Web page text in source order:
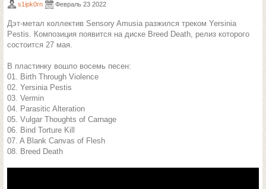
s1ipk0rn Февраль 23 2022
Дэт-метал коллектив Sensory Amusia разжился треком Yersinia
Pestis. Композиция появится на диске Breed Death, релиз которого
состоится 27 мая.
В пластинку вошло восемь песен:
01. Birth Through Violence
02. Yersinia Pestis
03. Vermin
04. Parasitic Alteration
05. Vulgar Thoughts of Carnage
06. Bind Torture Kill
07. A Blank Canvas of Flesh
08. Breed Death